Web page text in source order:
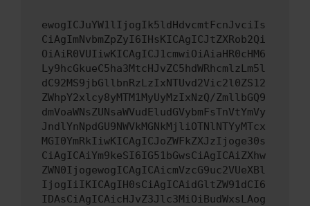
ewogICJuYW1lIjogIk5ldHdvcmtFcnJvciIs
CiAgImNvbmZpZyI6IHsKICAgICJtZXRob2Qi
OiAiR0VUIiwKICAgICJ1cmwiOiAiaHR0cHM6
Ly9hcGkueC5ha3MtcHJvZC5hdWRhcmlzLm5l
dC92MS9jbGllbnRzLzIxNTUvd2Vic2l0ZS12
ZWhpY2xlcy8yMTM1MyUyMzIxNzQ/ZmllbGQ9
dmVoaWNsZUNsaWVudEludGVybmFsTnVtYmVy
JndlYnNpdGU9NWVkMGNkMjliOTNlNTYyMTcx
MGI0YmRkIiwKICAgICJoZWFkZXJzIjoge30s
CiAgICAiYm9keSI6IG51bGwsCiAgICAiZXhw
ZWN0IjogewogICAgICAicmVzcG9uc2VUeXBl
IjogIiIKICAgIH0sCiAgICAidGltZW91dCI6
IDAsCiAgICAicHJvZ3Jlc3MiOiBudWxsLAog